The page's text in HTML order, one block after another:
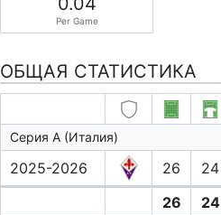
Per Game
ОБЩАЯ СТАТИСТИКА
Серия А (Италия)
2025-2026 26 24
26 24